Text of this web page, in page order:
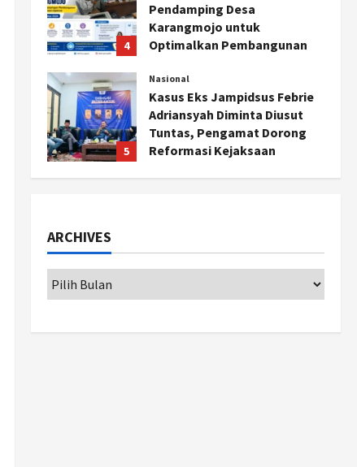
4
Pendamping Desa
Karangmojo untuk
Optimalkan Pembangunan
Kalurahan
Agustus 5, 2026
5
Nasional
Kasus Eks Jampidsus Febrie
Adriansyah Diminta Diusut
Tuntas, Pengamat Dorong
Reformasi Kejaksaan
1
ARCHIVES